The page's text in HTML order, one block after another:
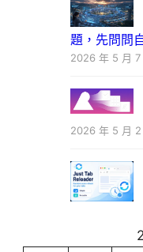
題，先問問
2026 年 5 月 7
2026 年 5 月 2